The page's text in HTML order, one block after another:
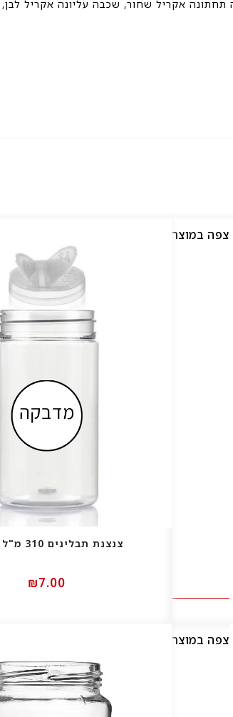
תחתונה אקריל שחור, שכבה עליונה אקריל
צפה במוצר
צנצנת תבלינים 310 מ"ל שקוף
00.₪7
צפה במוצר